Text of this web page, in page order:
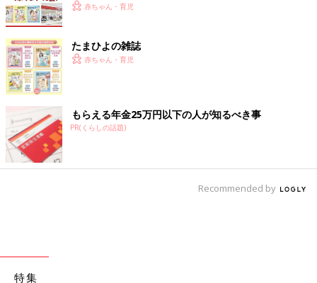
赤ちゃん・育児
たまひよの雑誌
赤ちゃん・育児
もらえる年金25万円以下の人が知るべき事
PR(くらしの話題)
Recommended by
特集